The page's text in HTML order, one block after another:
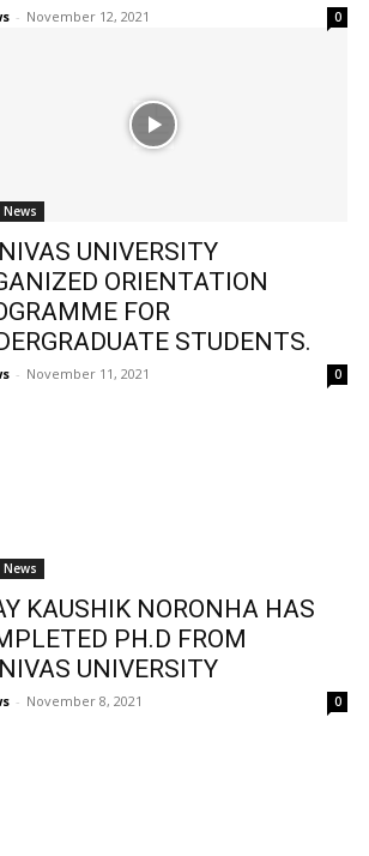
- November 12, 2021 0
News
UNIVERSITY
ORIENTATION
FOR
STUDENTS.
- November 11, 2021 0
News
KAUSHIK NORONHA HAS
PH.D FROM
UNIVERSITY
- November 8, 2021 0